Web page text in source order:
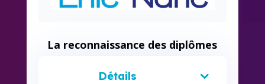
La reconnaissance des diplômes
Détails